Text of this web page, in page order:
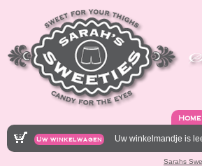
Home
Uw winkelwagen Uw winkelmandje is
Sarahs